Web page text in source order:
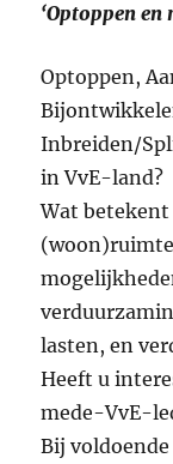
‘Optoppen en
Optoppen,
Inbreiden/
in VvE-land?
Wat
lasten, en
Heeft u
mede-VvE-
Bij